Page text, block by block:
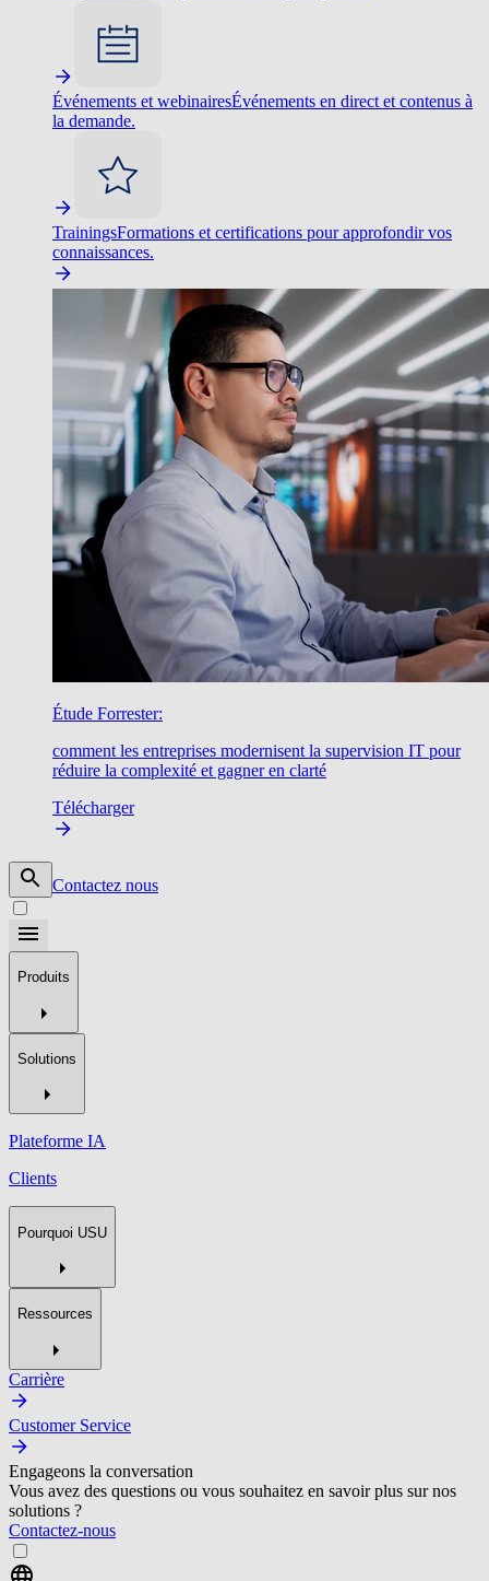
Événements et webinairesÉvénements en direct et contenus à
la demande.
TrainingsFormations et certifications pour approfondir vos
connaissances.
Étude Forrester:
comment les entreprises modernisent la supervision IT pour
réduire la complexité et gagner en clarté
Télécharger
Contactez nous
Produits
Solutions
Plateforme IA
Clients
Pourquoi USU
Ressources
Carrière
Customer Service
Engageons la conversation
Vous avez des questions ou vous souhaitez en savoir plus sur nos
solutions ?
Contactez-nous